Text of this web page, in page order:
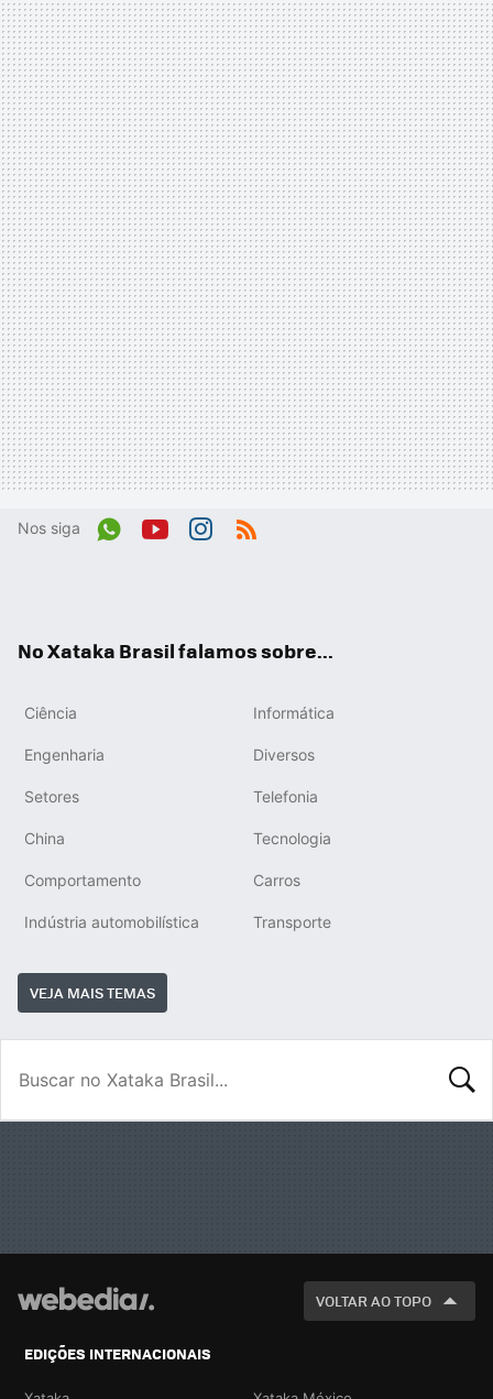
Nos siga
No Xataka Brasil falamos sobre...
Ciência Informática
Engenharia Diversos
Setores Telefonia
China Tecnologia
Comportamento Carros
Indústria automobilística Transporte
VEJA MAIS TEMAS
VOLTAR AO TOPO
EDIÇÕES INTERNACIONAIS